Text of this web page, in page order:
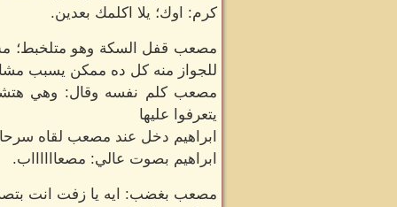
كرم: اوك؛ يلا اكلمك بعدين.
مصعب قفل السكة وهو متلخبط؛
للجواز منه كل ده ممكن يسبب
مصعب كلم نفسه وقال: وهي
يتعرفوا عليها
ابراهيم دخل عند مصعب لقاه
ابراهيم بصوت عالي: مصعااااااب.
مصعب بغضب: ايه يا زفت انت